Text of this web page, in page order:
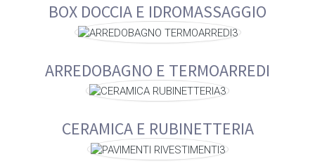
BOX DOCCIA E IDROMASSAGGIO
ARREDOBAGNO E TERMOARREDI
CERAMICA E RUBINETTERIA